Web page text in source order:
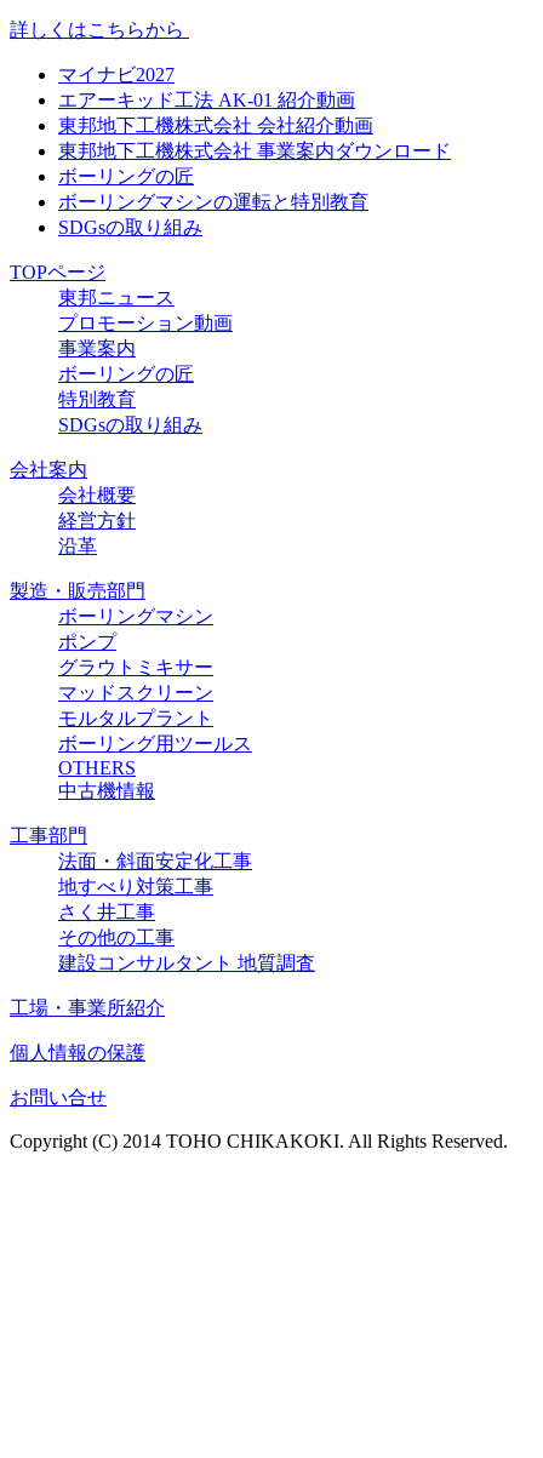
詳しくはこちらから
マイナビ2027
エアーキッド工法 AK-01 紹介動画
東邦地下工機株式会社 会社紹介動画
東邦地下工機株式会社 事業案内ダウンロード
ボーリングの匠
ボーリングマシンの運転と特別教育
SDGsの取り組み
TOPページ
東邦ニュース
プロモーション動画
事業案内
ボーリングの匠
特別教育
SDGsの取り組み
会社案内
会社概要
経営方針
沿革
製造・販売部門
ボーリングマシン
ポンプ
グラウトミキサー
マッドスクリーン
モルタルプラント
ボーリング用ツールス
OTHERS
中古機情報
工事部門
法面・斜面安定化工事
地すべり対策工事
さく井工事
その他の工事
建設コンサルタント 地質調査
工場・事業所紹介
個人情報の保護
お問い合せ
Copyright (C) 2014 TOHO CHIKAKOKI. All Rights Reserved.